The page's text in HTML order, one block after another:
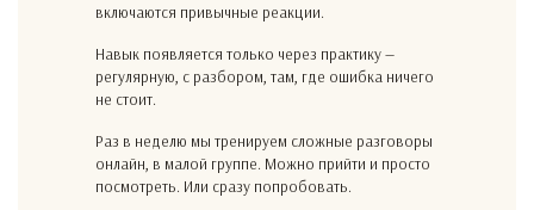
включаются привычные реакции.
Навык появляется только через практику —
регулярную, с разбором, там, где ошибка ничего
не стоит.
Раз в неделю мы тренируем сложные разговоры
онлайн, в малой группе. Можно прийти и просто
посмотреть. Или сразу попробовать.